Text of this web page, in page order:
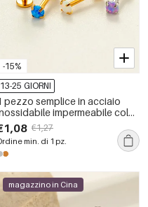
-15%
13-25 GIORNI
pezzo semplice in acciaio
impermeabile color
con zircone piercing
€1,27
min. di 1 pz.
magazzino in Cina